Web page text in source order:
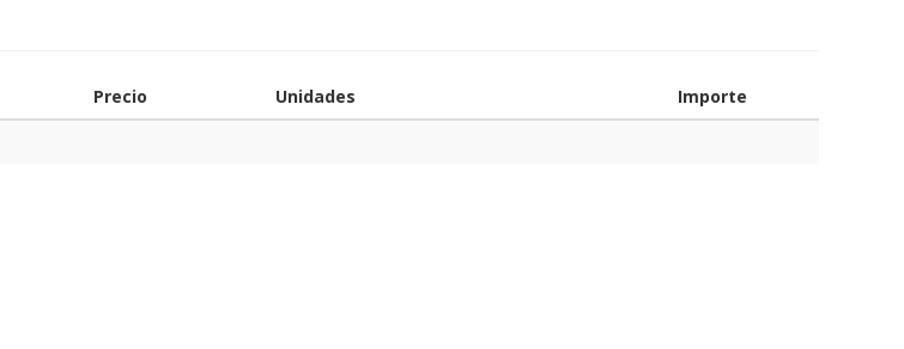
Precio Unidades
Importe